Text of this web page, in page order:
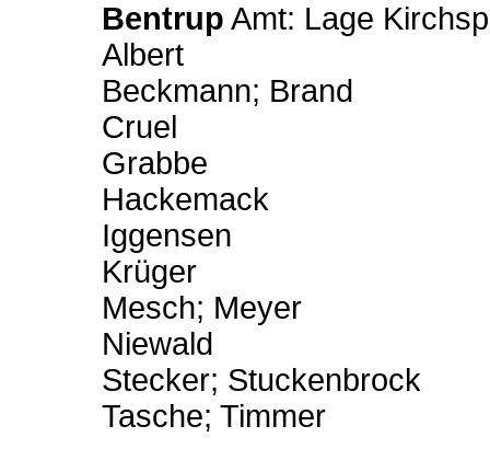
Bentrup Amt: Lage
Albert
Beckmann; Brand
Cruel
Grabbe
Hackemack
Iggensen
Krüger
Mesch; Meyer
Niewald
Stecker; Stuckenbrock
Tasche; Timmer